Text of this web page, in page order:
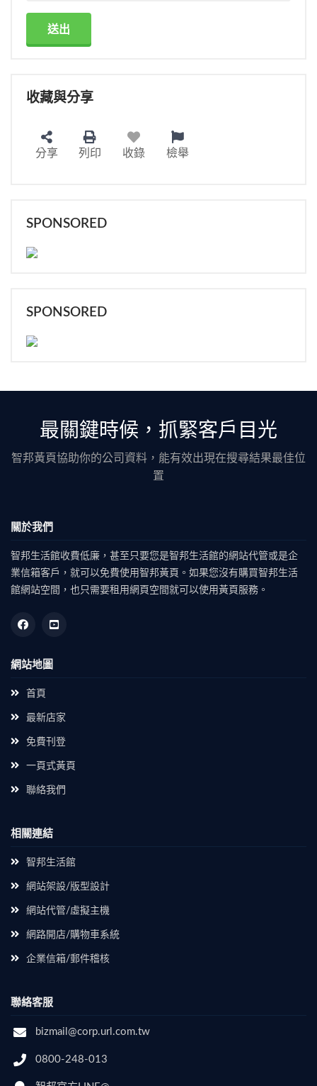
送出
收藏與分享
分享 列印 收錄 檢舉
SPONSORED
SPONSORED
最關鍵時候，抓緊客戶目光
智邦黃頁協助你的公司資料，能有效出現在搜尋結果最佳位
置
關於我們
智邦生活館收費低廉，甚至只要您是智邦生活館的網站代管或是企
業信箱客戶，就可以免費使用智邦黃頁。如果您沒有購買智邦生活
館網站空間，也只需要租用網頁空間就可以使用黃頁服務。
網站地圖
首頁
最新店家
免費刊登
一頁式黃頁
聯絡我們
相關連結
智邦生活館
網站架設/版型設計
網站代管/虛擬主機
網路開店/購物車系統
企業信箱/郵件稽核
聯絡客服
bizmail@corp.url.com.tw
0800-248-013